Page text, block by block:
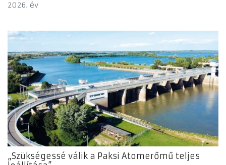
2026. év
„Szükségessé válik a Paksi Atomerőmű teljes